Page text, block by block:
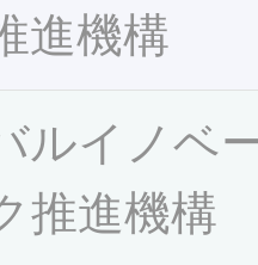
進機構
ルイノベ
推進機構